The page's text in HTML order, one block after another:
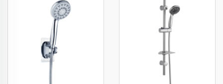
Nytt materiale
Miljøvennlig Tidslang
varighet
Anti
Blokkeringsdusjstråler
for Enkel Rensning